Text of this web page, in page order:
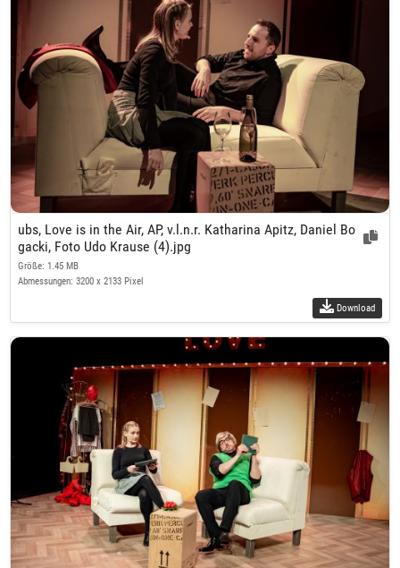
ubs, Love is in the Air, AP, v.l.n.r. Katharina Apitz, Daniel Bo
gacki, Foto Udo Krause (4).jpg
Größe: 1.45 MB
Abmessungen: 3200 x 2133 Pixel
Download